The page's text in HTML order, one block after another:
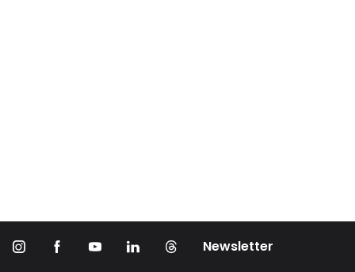
Newsletter